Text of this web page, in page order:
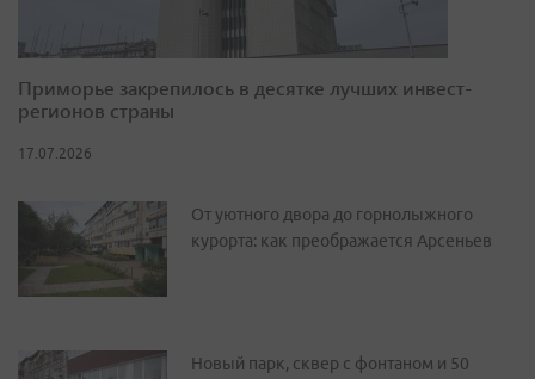
Приморье закрепилось в десятке лучших инвест-
регионов страны
17.07.2026
От уютного двора до горнолыжного
курорта: как преображается Арсеньев
Новый парк, сквер с фонтаном и 50